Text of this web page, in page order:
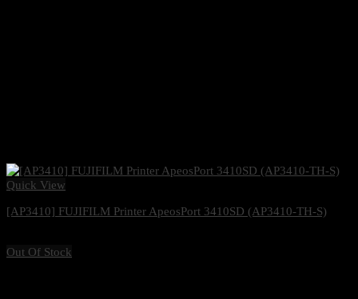
Quick View
[AP3410] FUJIFILM Printer ApeosPort 3410SD (AP3410-TH-S)
Out Of Stock